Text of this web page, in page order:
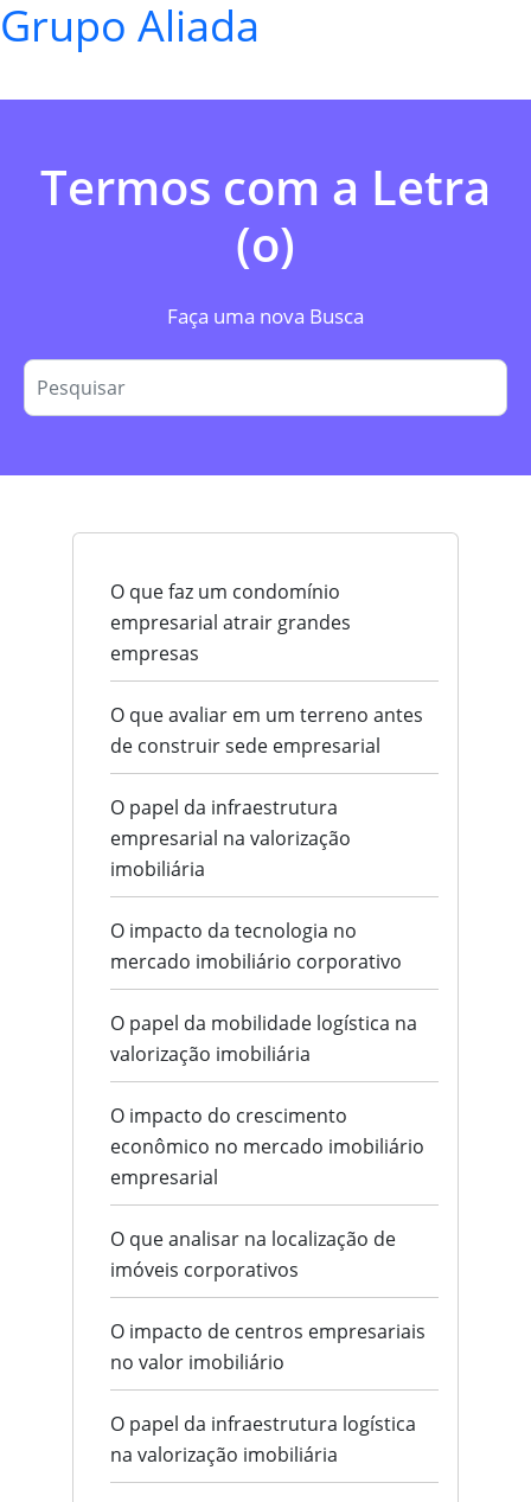
Grupo Aliada
Termos com a Letra
(o)
Faça uma nova Busca
O que faz um condomínio
empresarial atrair grandes
empresas
O que avaliar em um terreno antes
de construir sede empresarial
O papel da infraestrutura
empresarial na valorização
imobiliária
O impacto da tecnologia no
mercado imobiliário corporativo
O papel da mobilidade logística na
valorização imobiliária
O impacto do crescimento
econômico no mercado imobiliário
empresarial
O que analisar na localização de
imóveis corporativos
O impacto de centros empresariais
no valor imobiliário
O papel da infraestrutura logística
na valorização imobiliária